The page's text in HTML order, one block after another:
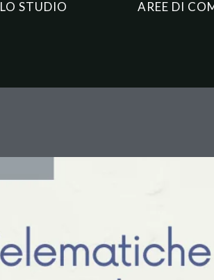
LO STUDIO AREE DI